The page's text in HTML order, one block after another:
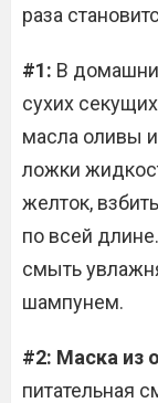
раза
#1: В
сухих
масла оливы
ложки
желток,
по всей
смыть
шампунем.
#2: Маска из
питательная